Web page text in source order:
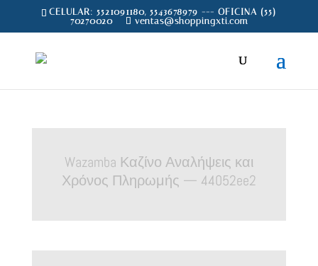
CELULAR: 5521091180, 5543678979 --- OFICINA (55)
70270020
ventas@shoppingxti.com
Wazamba Καζίνο Αναλήψεις και
Χρόνος Πληρωμής — 44052ee2